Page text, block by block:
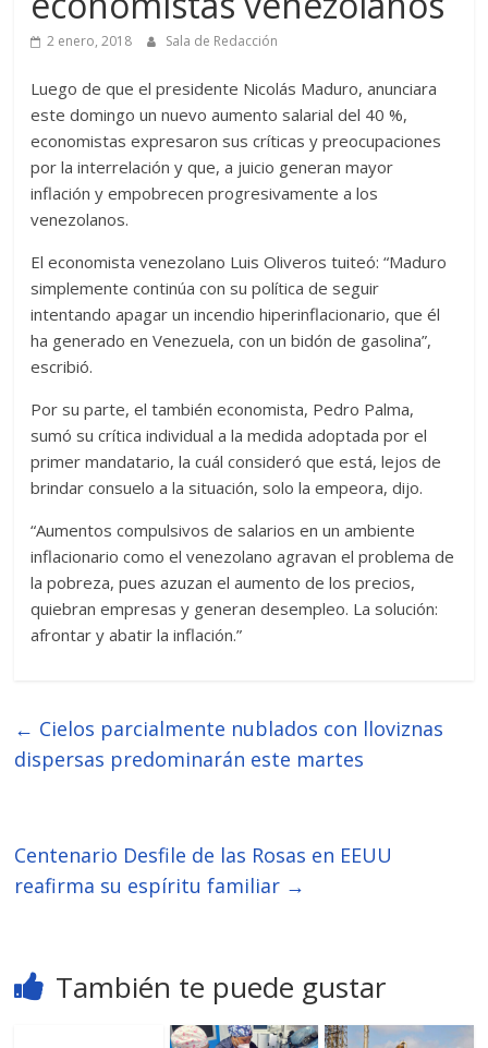
2 enero, 2018 Sala de Redacción
Luego de que el presidente Nicolás Maduro, anunciara
este domingo un nuevo aumento salarial del 40 %,
economistas expresaron sus críticas y preocupaciones
por la interrelación y que, a juicio generan mayor
inflación y empobrecen progresivamente a los
venezolanos.
El economista venezolano Luis Oliveros tuiteó: “Maduro
simplemente continúa con su política de seguir
intentando apagar un incendio hiperinflacionario, que él
ha generado en Venezuela, con un bidón de gasolina”,
escribió.
Por su parte, el también economista, Pedro Palma,
sumó su crítica individual a la medida adoptada por el
primer mandatario, la cuál consideró que está, lejos de
brindar consuelo a la situación, solo la empeora, dijo.
“Aumentos compulsivos de salarios en un ambiente
inflacionario como el venezolano agravan el problema de
la pobreza, pues azuzan el aumento de los precios,
quiebran empresas y generan desempleo. La solución:
afrontar y abatir la inflación.”
← Cielos parcialmente nublados con lloviznas
dispersas predominarán este martes
Centenario Desfile de las Rosas en EEUU
reafirma su espíritu familiar →
También te puede gustar